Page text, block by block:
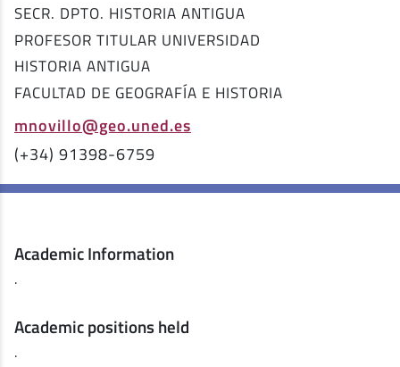
SECR. DPTO. HISTORIA ANTIGUA
PROFESOR TITULAR UNIVERSIDAD
HISTORIA ANTIGUA
FACULTAD DE GEOGRAFÍA E HISTORIA
mnovillo@geo.uned.es
(+34) 91398-6759
Academic Information
.
Academic positions held
.